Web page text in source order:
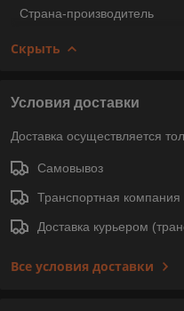
Страна-производитель
Скрыть
Условия доставки
Доставка осуществляется
Самовывоз
Транспортная компания
Доставка курьером
Все условия доставки